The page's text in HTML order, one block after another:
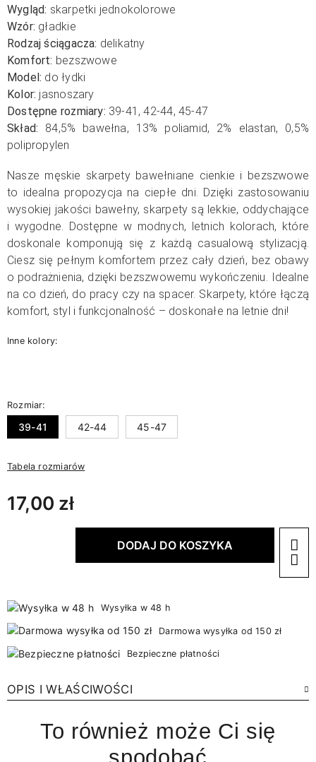
Wygląd: skarpetki jednokolorowe
Wzór: gładkie
Rodzaj ściągacza: delikatny
Komfort: bezszwowe
Model: do łydki
Kolor: jasnoszary
Dostępne rozmiary: 39-41, 42-44, 45-47
Skład: 84,5% bawełna, 13% poliamid, 2% elastan, 0,5%
polipropylen
Nasze męskie skarpety bawełniane cienkie i bezszwowe
to idealna propozycja na ciepłe dni. Dzięki zastosowaniu
wysokiej jakości bawełny, skarpety są lekkie, oddychające
i wygodne. Dostępne w modnych, letnich kolorach, które
doskonale komponują się z każdą casualową stylizacją.
Ciesz się pełnym komfortem przez cały dzień, bez obawy
o podrażnienia, dzięki bezszwowemu wykończeniu. Idealne
na co dzień, do pracy czy na spacer. Skarpety, które łączą
komfort, styl i funkcjonalność – doskonałe na letnie dni!
Inne kolory:
Rozmiar:
39-41 42-44 45-47
Tabela rozmiarów
17,00 zł
DODAJ DO KOSZYKA
Wysyłka w 48 h
Darmowa wysyłka od 150 zł
Bezpieczne płatności
OPIS I WŁAŚCIWOŚCI
To również może Ci się